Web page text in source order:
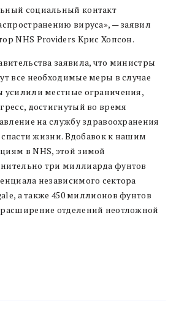
социальный контакт
вируса», — заявил
NHS Providers Крис Хопсон.
заявила, что министры
все необходимые меры в случае
местные ограничения,
достигнутый во время
на службу здравоохранения
спасти жизни. Вдобавок к нашим
в NHS, этой зимой
три миллиарда фунтов
независимого сектора
а также 450 миллионов фунтов
отделений неотложной